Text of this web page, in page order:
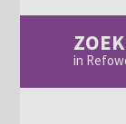
in